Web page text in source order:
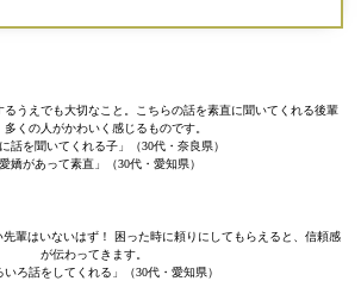
うえでも大切なこと。こちらの話を素直に聞いてくれる後輩
多くの人がかわいく感じるものです。
に話を聞いてくれる子」（30代・奈良県）
愛嬌があって素直」（30代・愛知県）
輩はいないはず！ 困った時に頼りにしてもらえると、信頼感
が伝わってきます。
いろ話をしてくれる」（30代・愛知県）